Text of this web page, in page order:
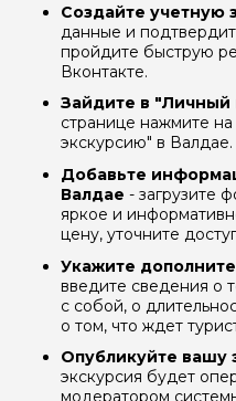
Создайте учетную
данные и
пройдите быструю
Вконтакте.
Зайдите в "Личный
странице нажмите
экскурсию" в Валдае.
Добавьте
Валдае - загрузите
яркое и
цену, уточните
Укажите
введите сведения о
с собой, о
о том, что ждет
Опубликуйте вашу
экскурсия будет
модератором
задать
Я даю своё согласие
данных